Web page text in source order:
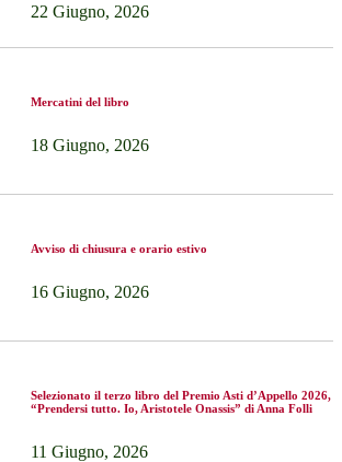
22 Giugno, 2026
Mercatini del libro
18 Giugno, 2026
Avviso di chiusura e orario estivo
16 Giugno, 2026
Selezionato il terzo libro del Premio Asti d’Appello 2026,
“Prendersi tutto. Io, Aristotele Onassis” di Anna Folli
11 Giugno, 2026